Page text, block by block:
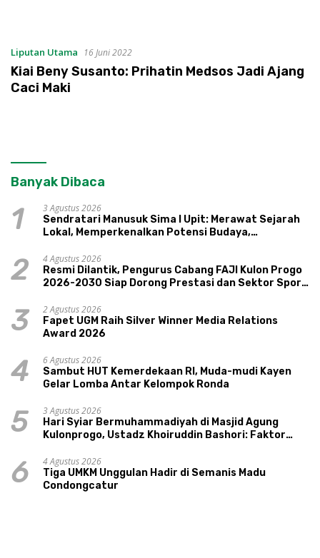
Liputan Utama 16 Juni 2022
Kiai Beny Susanto: Prihatin Medsos Jadi Ajang
Caci Maki
Banyak Dibaca
1
3 Agustus 2026
Sendratari Manusuk Sima I Upit: Merawat Sejarah
Lokal, Memperkenalkan Potensi Budaya,
2
4 Agustus 2026
Resmi Dilantik, Pengurus Cabang FAJI Kulon Progo
2026-2030 Siap Dorong Prestasi dan Sektor Sport
3
2 Agustus 2026
Fapet UGM Raih Silver Winner Media Relations
Award 2026
4
6 Agustus 2026
Sambut HUT Kemerdekaan RI, Muda-mudi Kayen
Gelar Lomba Antar Kelompok Ronda
5
3 Agustus 2026
Hari Syiar Bermuhammadiyah di Masjid Agung
Kulonprogo, Ustadz Khoiruddin Bashori: Faktor
6
4 Agustus 2026
Tiga UMKM Unggulan Hadir di Semanis Madu
Condongcatur